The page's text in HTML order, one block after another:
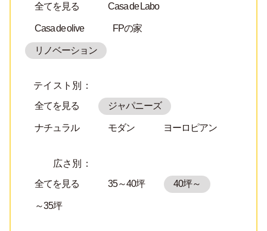
全てを見る
Casa de Labo
Casa de olive FPの家
リノベーション
テイスト別：
全てを見る
ジャパニーズ
ナチュラル モダン ヨーロピアン
広さ別：
全てを見る
35～40坪 40坪～
～35坪